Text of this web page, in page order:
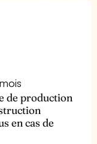
de production
en cas de